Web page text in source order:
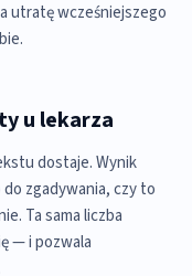
utratę wcześniejszego
u lekarza
dostaje. Wynik
zgadywania, czy to
Ta sama liczba
— i pozwala